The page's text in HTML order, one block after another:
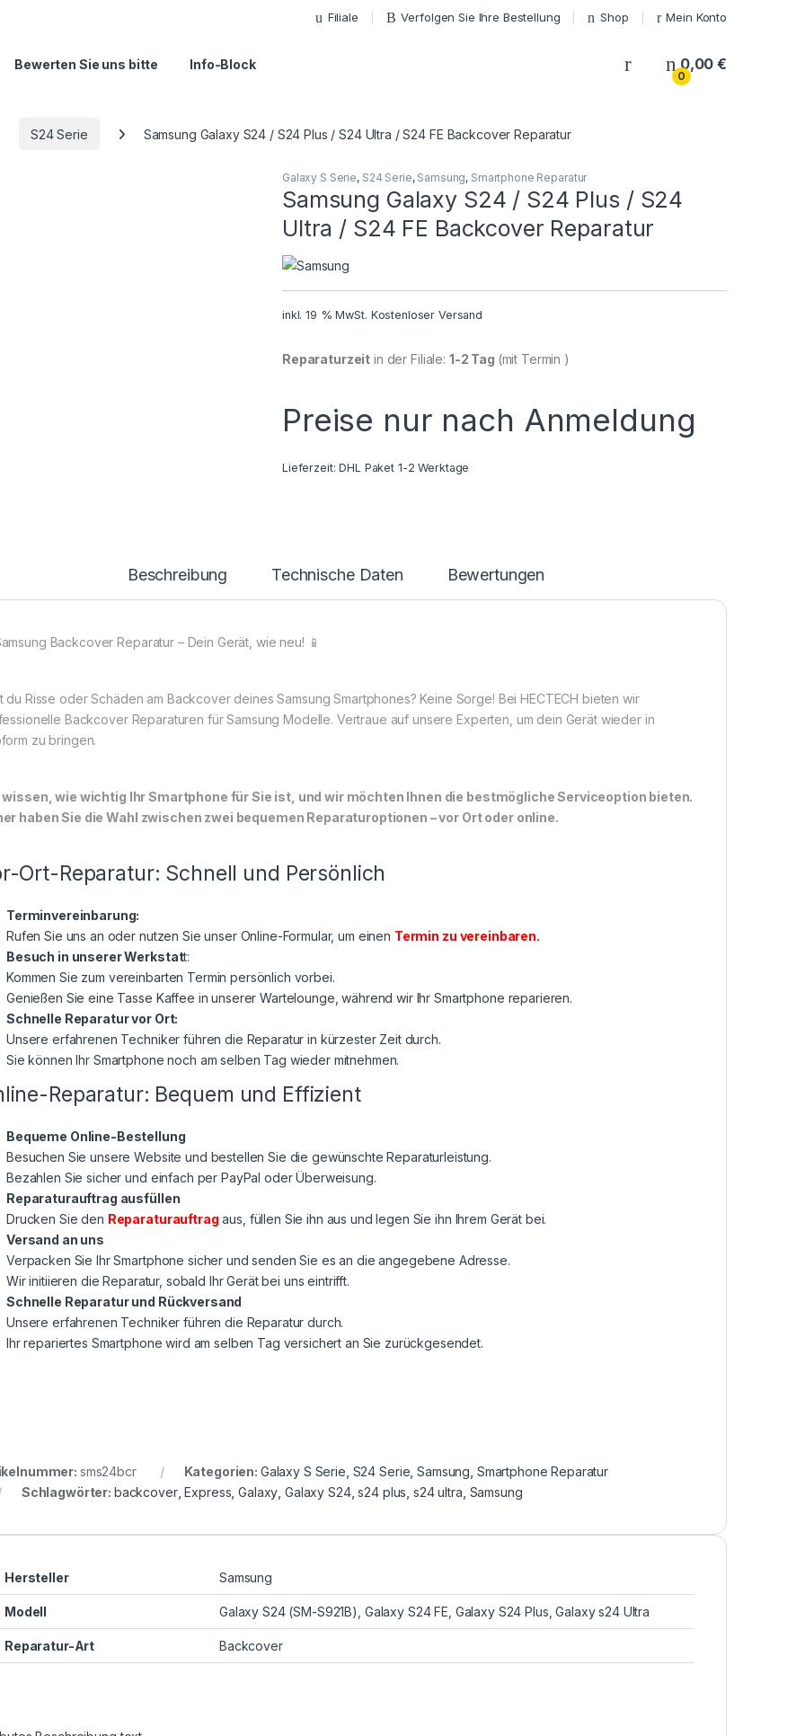
Filiale Verfolgen Sie Ihre Bestellung Shop Mein Konto
Bewerten Sie uns bitte Info-Block My Account
0
0,00€
S24 Serie Samsung Galaxy S24 / S24 Plus / S24 Ultra / S24 FE Backcover Reparatur
Galaxy S Serie, S24 Serie, Samsung, Smartphone Reparatur
Samsung Galaxy S24 / S24 Plus / S24
Ultra / S24 FE Backcover Reparatur
inkl. 19 % MwSt. Kostenloser Versand
Reparaturzeit in der Filiale: 1-2 Tag (mit Termin )
Preise nur nach Anmeldung
Lieferzeit:DHL Paket 1-2 Werktage
Beschreibung Technische Daten Bewertungen
Backcover Reparatur – Dein Gerät, wie neu! 📱
du Risse oder Schäden am Backcover deines Samsung Smartphones? Keine Sorge! Bei HECTECH bieten wir
Backcover Reparaturen für Samsung Modelle. Vertraue auf unsere Experten, um dein Gerät wieder in
zu bringen.
wissen, wie wichtig Ihr Smartphone für Sie ist, und wir möchten Ihnen die bestmögliche Serviceoption bieten.
haben Sie die Wahl zwischen zwei bequemen Reparaturoptionen – vor Ort oder online.
Ort-Reparatur: Schnell und Persönlich
Terminvereinbarung:
Rufen Sie uns an oder nutzen Sie unser Online-Formular, um einen Termin zu vereinbaren.
Besuch in unserer Werkstatt:
Kommen Sie zum vereinbarten Termin persönlich vorbei.
Genießen Sie eine Tasse Kaffee in unserer Wartelounge, während wir Ihr Smartphone reparieren.
Schnelle Reparatur vor Ort:
Unsere erfahrenen Techniker führen die Reparatur in kürzester Zeit durch.
Sie können Ihr Smartphone noch am selben Tag wieder mitnehmen.
Reparatur: Bequem und Effizient
Bequeme Online-Bestellung
Besuchen Sie unsere Website und bestellen Sie die gewünschte Reparaturleistung.
Bezahlen Sie sicher und einfach per PayPal oder Überweisung.
Reparaturauftrag ausfüllen
Drucken Sie den Reparaturauftrag aus, füllen Sie ihn aus und legen Sie ihn Ihrem Gerät bei.
Versand an uns
Verpacken Sie Ihr Smartphone sicher und senden Sie es an die angegebene Adresse.
Wir initiieren die Reparatur, sobald Ihr Gerät bei uns eintrifft.
Schnelle Reparatur und Rückversand
Unsere erfahrenen Techniker führen die Reparatur durch.
Ihr repariertes Smartphone wird am selben Tag versichert an Sie zurückgesendet.
sms24bcr Kategorien: Galaxy S Serie S24 Serie ,Samsung Smartphone Reparatur
Schlagwörter: backcover,Express ,Galaxy ,Galaxy S24,s24 plus ,s24 ultra Samsung
Hersteller Samsung
Modell Galaxy S24 (SM-S921B), Galaxy S24 FE, Galaxy S24 Plus, Galaxy s24 Ultra
Reparatur-Art Backcover